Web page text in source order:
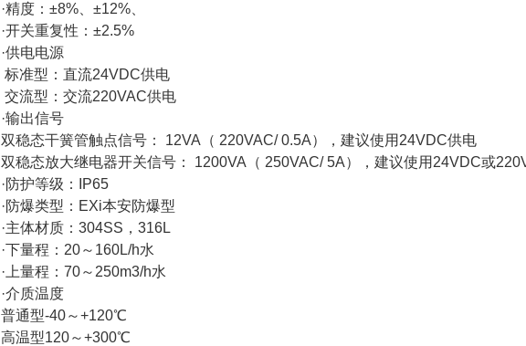
·精度：±8%、±12%、
·开关重复性：±2.5%
·供电电源
标准型：直流24VDC供电
交流型：交流220VAC供电
·输出信号
双稳态干簧管触点信号： 12VA（ 220VAC/ 0.5A），建议使用24VDC供电
双稳态放大继电器开关信号： 1200VA（ 250VAC/ 5A），建议使用24VDC或
·防护等级：IP65
·防爆类型：EXi本安防爆型
·主体材质：304SS，316L
·下量程：20～160L/h水
·上量程：70～250m3/h水
·介质温度
普通型-40～+120℃
高温型120～+300℃